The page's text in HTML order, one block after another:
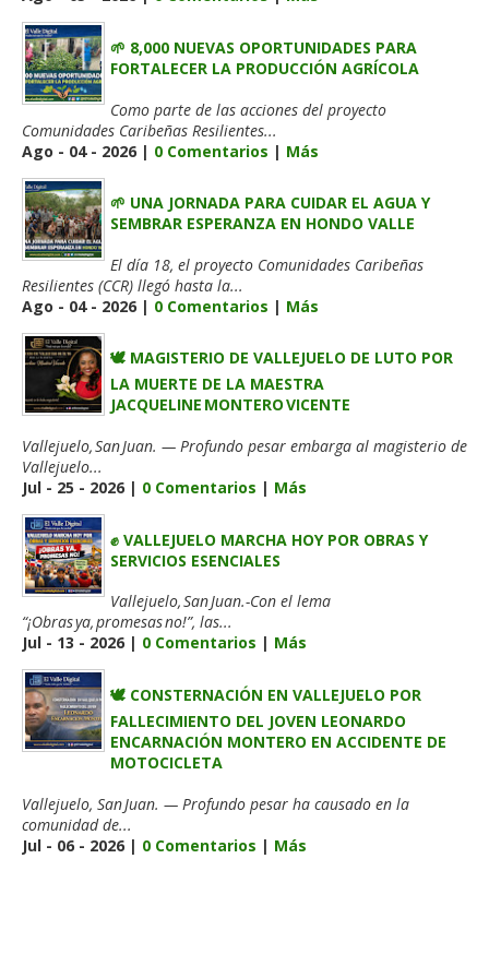
🌱 8,000 NUEVAS OPORTUNIDADES PARA
FORTALECER LA PRODUCCIÓN AGRÍCOLA
Como parte de las acciones del proyecto
Comunidades Caribeñas Resilientes...
Ago - 04 - 2026 | 0 Comentarios | Más
🌱 UNA JORNADA PARA CUIDAR EL AGUA Y
SEMBRAR ESPERANZA EN HONDO VALLE
El día 18, el proyecto Comunidades Caribeñas
Resilientes (CCR) llegó hasta la...
Ago - 04 - 2026 | 0 Comentarios | Más
🕊️ MAGISTERIO DE VALLEJUELO DE LUTO POR
LA MUERTE DE LA MAESTRA
JACQUELINE MONTERO VICENTE
Vallejuelo, San Juan. — Profundo pesar embarga al magisterio de
Vallejuelo...
Jul - 25 - 2026 | 0 Comentarios | Más
✊ VALLEJUELO MARCHA HOY POR OBRAS Y
SERVICIOS ESENCIALES
Vallejuelo, San Juan.-Con el lema
“¡Obras ya, promesas no!”, las...
Jul - 13 - 2026 | 0 Comentarios | Más
🕊️ CONSTERNACIÓN EN VALLEJUELO POR
FALLECIMIENTO DEL JOVEN LEONARDO
ENCARNACIÓN MONTERO EN ACCIDENTE DE
MOTOCICLETA
Vallejuelo, San Juan. — Profundo pesar ha causado en la
comunidad de...
Jul - 06 - 2026 | 0 Comentarios | Más